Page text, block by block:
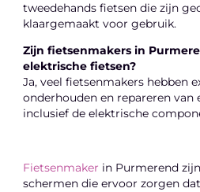
tweedehands fietsen die zijn
klaargemaakt voor gebruik.
Zijn fietsenmakers in
elektrische fietsen?
Ja, veel fietsenmakers hebben
onderhouden en repareren van
inclusief de elektrische
Fietsenmaker in Purmerend
schermen die ervoor zorgen